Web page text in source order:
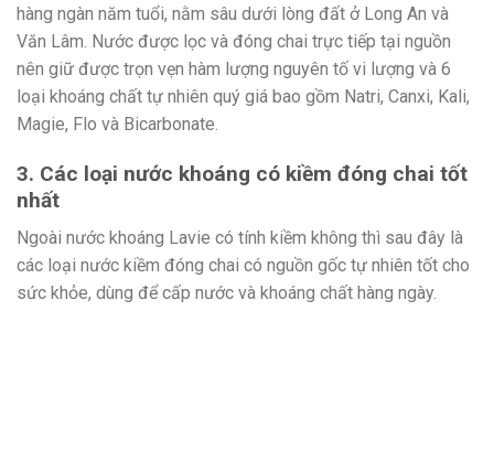
hàng ngàn năm tuổi, nằm sâu dưới lòng đất ở Long An và
Văn Lâm. Nước được lọc và đóng chai trực tiếp tại nguồn
nên giữ được trọn vẹn hàm lượng nguyên tố vi lượng và 6
loại khoáng chất tự nhiên quý giá bao gồm Natri, Canxi, Kali,
Magie, Flo và Bicarbonate.
3. Các loại nước khoáng có kiềm đóng chai tốt
nhất
Ngoài nước khoáng Lavie có tính kiềm không thì sau đây là
các loại nước kiềm đóng chai có nguồn gốc tự nhiên tốt cho
sức khỏe, dùng để cấp nước và khoáng chất hàng ngày.